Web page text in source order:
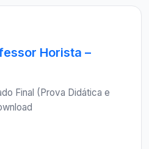
Horista –
Final (Prova Didática e